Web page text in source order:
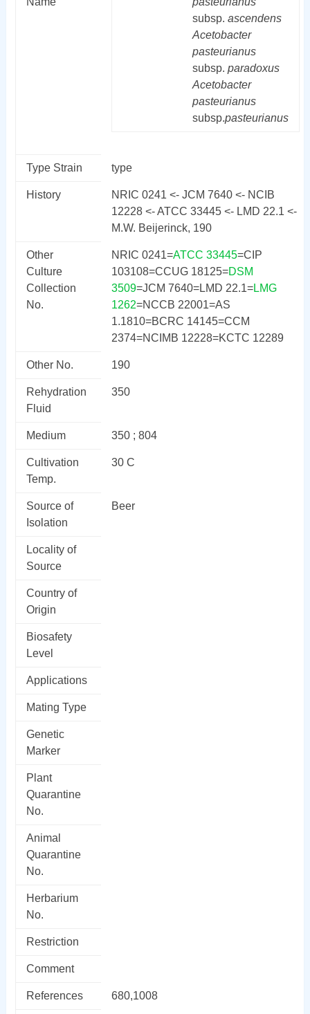
subsp. ascendens
Acetobacter
pasteurianus
subsp. paradoxus
Acetobacter
pasteurianus
subsp.pasteurianus
Type Strain type
History
NRIC 0241 <- JCM 7640 <- NCIB
12228 <- ATCC 33445 <- LMD 22.1 <-
M.W. Beijerinck, 190
Other
Culture
Collection
No.
NRIC 0241=ATCC 33445=CIP
103108=CCUG 18125=DSM
3509=JCM 7640=LMD 22.1=LMG
1262=NCCB 22001=AS
1.1810=BCRC 14145=CCM
2374=NCIMB 12228=KCTC 12289
Other No. 190
Rehydration
Fluid
350
Medium 350 ; 804
Cultivation
Temp.
30 C
Source of
Isolation
Beer
Locality of
Source
Country of
Origin
Biosafety
Level
Applications
Mating Type
Genetic
Marker
Plant
Quarantine
No.
Animal
Quarantine
No.
Herbarium
No.
Restriction
Comment
References 680,1008